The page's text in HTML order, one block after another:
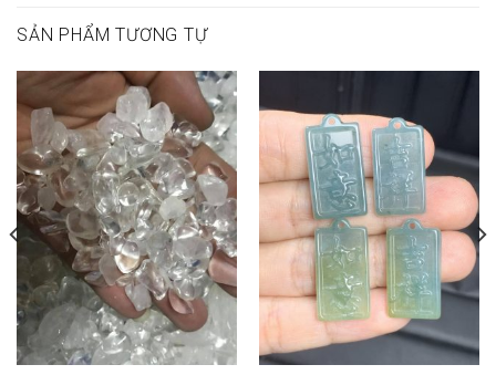
SẢN PHẨM TƯƠNG TỰ